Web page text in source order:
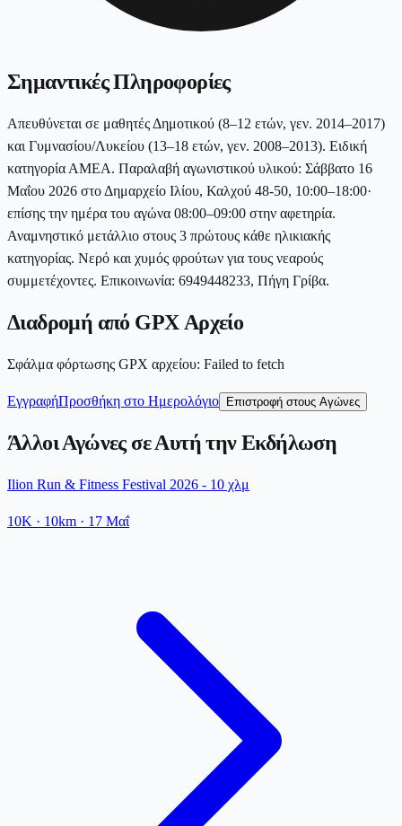
Σημαντικές Πληροφορίες
Απευθύνεται σε μαθητές Δημοτικού (8–12 ετών, γεν. 2014–2017)
και Γυμνασίου/Λυκείου (13–18 ετών, γεν. 2008–2013). Ειδική
κατηγορία ΑΜΕΑ. Παραλαβή αγωνιστικού υλικού: Σάββατο 16
Μαΐου 2026 στο Δημαρχείο Ιλίου, Καλχού 48-50, 10:00–18:00·
επίσης την ημέρα του αγώνα 08:00–09:00 στην αφετηρία.
Αναμνηστικό μετάλλιο στους 3 πρώτους κάθε ηλικιακής
κατηγορίας. Νερό και χυμός φρούτων για τους νεαρούς
συμμετέχοντες. Επικοινωνία: 6949448233, Πήγη Γρίβα.
Διαδρομή από GPX Αρχείο
Σφάλμα φόρτωσης GPX αρχείου: Failed to fetch
ΕγγραφήΠροσθήκη στο Ημερολόγιο Επιστροφή στους Αγώνες
Άλλοι Αγώνες σε Αυτή την Εκδήλωση
Ilion Run & Fitness Festival 2026 - 10 χλμ
10K · 10km · 17 Μαΐ